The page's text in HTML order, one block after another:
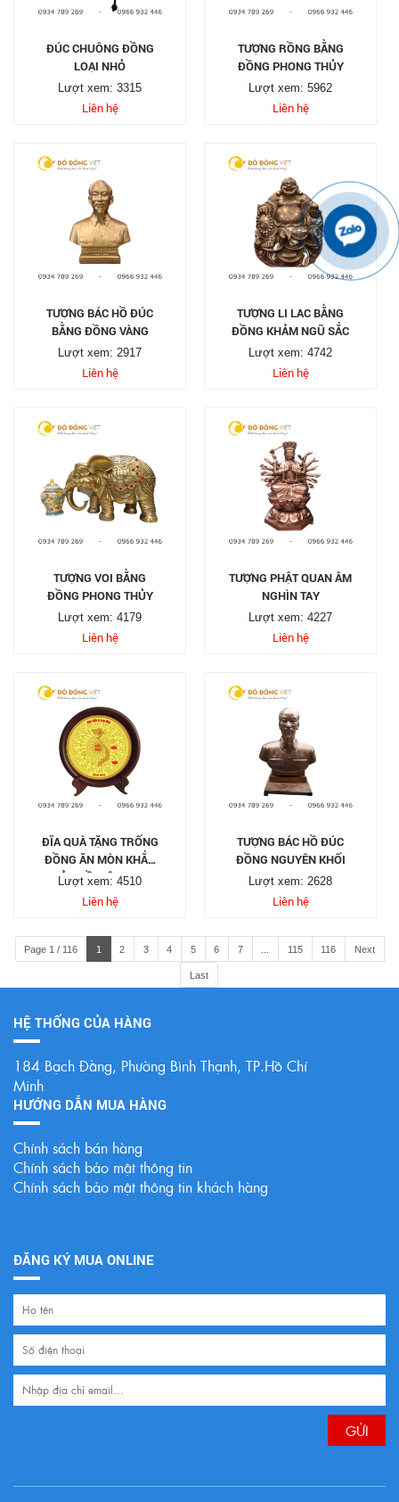
ĐÚC CHUÔNG ĐỒNG
LOẠI NHỎ
Lượt xem: 3315
Liên hệ
TƯỢNG RỒNG BẰNG
ĐỒNG PHONG THỦY
Lượt xem: 5962
Liên hệ
TƯỢNG BÁC HỒ ĐÚC
BẰNG ĐỒNG VÀNG
Lượt xem: 2917
Liên hệ
TƯỢNG LI LAC BẰNG
ĐỒNG KHẢM NGŨ SẮC
Lượt xem: 4742
Liên hệ
TƯỢNG VOI BẰNG
ĐỒNG PHONG THỦY
Lượt xem: 4179
Liên hệ
TƯỢNG PHẬT QUAN ÂM
NGHÌN TAY
Lượt xem: 4227
Liên hệ
ĐĨA QUÀ TẶNG TRỐNG
ĐỒNG ĂN MÒN KHẮC
BẢN ĐỒ VIỆT NAM
Lượt xem: 4510
Liên hệ
TƯỢNG BÁC HỒ ĐÚC
ĐỒNG NGUYÊN KHỐI
Lượt xem: 2628
Liên hệ
Page 1 / 116 1 2 3 4 5 6 7 115 116 Next
Last
HỆ THỐNG CỦA HÀNG
184 Bạch Đằng, Phường Bình Thạnh, TP.Hồ Chí
Minh
HƯỚNG DẪN MUA HÀNG
Chính sách bán hàng
Chính sách bảo mật thông tin
Chính sách bảo mật thông tin khách hàng
ĐĂNG KÝ MUA ONLINE